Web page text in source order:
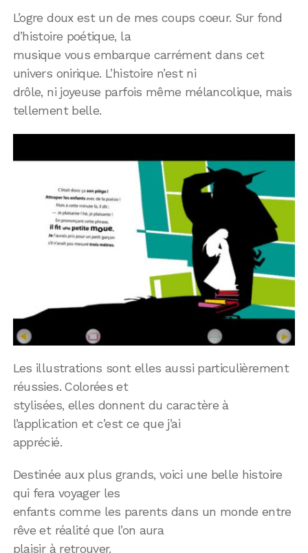
L’ogre doux est un de mes coups coeur. Sur fond
d’histoire poétique, la
musique vous embarque carrément dans cet
univers onirique. L’histoire n’est ni
drôle, ni joyeuse parfois même mélancolique, mais
tellement belle.
Les illustrations sont elles aussi particulièrement
réussies. Colorées et
stylisées, elles donnent du caractère à
l’application et c’est ce que j’ai
apprécié.
Destinée aux plus grands, voici une belle histoire
qui fera voyager les
enfants comme les parents dans un monde entre
rêve et réalité que l’on aura
plaisir à retrouver.